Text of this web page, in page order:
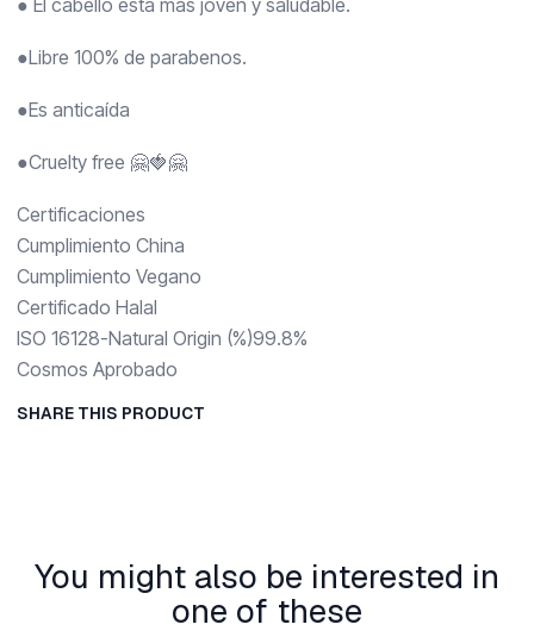
● El cabello está más joven y saludable.
●Libre 100% de parabenos.
●Es anticaída
●Cruelty free 🤗🍓🤗
Certificaciones
Cumplimiento China
Cumplimiento Vegano
Certificado Halal
ISO 16128-Natural Origin (%)99.8%
Cosmos Aprobado
SHARE THIS PRODUCT
You might also be interested in
one of these